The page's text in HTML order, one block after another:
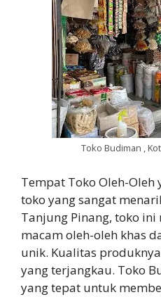
Toko Budiman ,
Tempat Toko Oleh-
toko yang sangat
Tanjung Pinang, toko
macam oleh-oleh khas
unik. Kualitas
yang terjangkau. Toko
yang tepat untuk